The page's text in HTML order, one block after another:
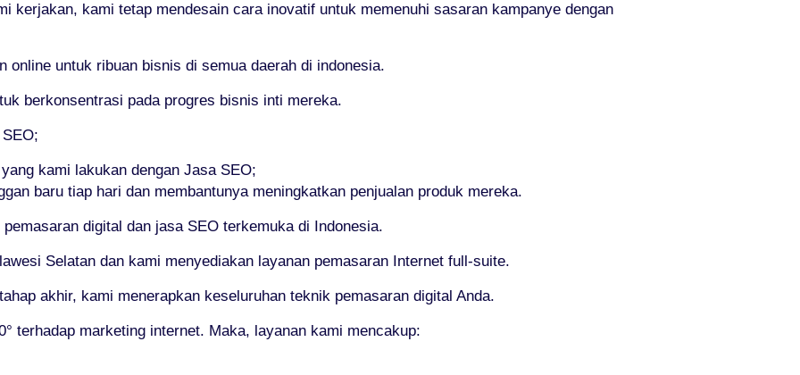
kerjakan, kami tetap mendesain cara inovatif untuk memenuhi sasaran kampanye dengan
online untuk ribuan bisnis di semua daerah di indonesia.
berkonsentrasi pada progres bisnis inti mereka.
kami lakukan dengan Jasa SEO;
baru tiap hari dan membantunya meningkatkan penjualan produk mereka.
digital dan jasa SEO terkemuka di Indonesia.
Selatan dan kami menyediakan layanan pemasaran Internet full-suite.
akhir, kami menerapkan keseluruhan teknik pemasaran digital Anda.
terhadap marketing internet. Maka, layanan kami mencakup: